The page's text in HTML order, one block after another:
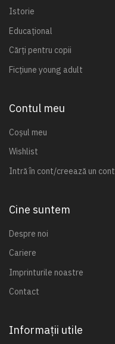
Istorie
Educațional
Cărți pentru copii
Ficțiune young adult
Contul meu
Coșul meu
Wishlist
Intră în cont/creează un cont
Cine suntem
Despre noi
Cariere
Imprinturile noastre
Contact
Informații utile